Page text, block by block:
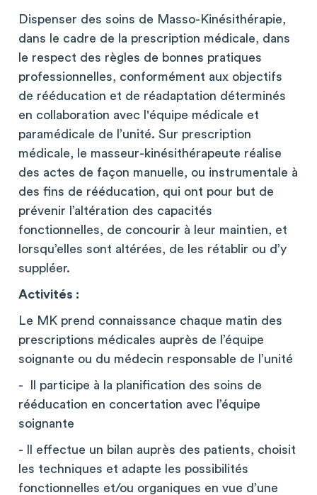
Dispenser des soins de Masso-Kinésithérapie,
dans le cadre de la prescription médicale, dans
le respect des règles de bonnes pratiques
professionnelles, conformément aux objectifs
de rééducation et de réadaptation déterminés
en collaboration avec l'équipe médicale et
paramédicale de l’unité. Sur prescription
médicale, le masseur-kinésithérapeute réalise
des actes de façon manuelle, ou instrumentale à
des fins de rééducation, qui ont pour but de
prévenir l’altération des capacités
fonctionnelles, de concourir à leur maintien, et
lorsqu’elles sont altérées, de les rétablir ou d’y
suppléer.
Activités :
Le MK prend connaissance chaque matin des
prescriptions médicales auprès de l’équipe
soignante ou du médecin responsable de l’unité
- Il participe à la planification des soins de
rééducation en concertation avec l’équipe
soignante
- Il effectue un bilan auprès des patients, choisit
les techniques et adapte les possibilités
fonctionnelles et/ou organiques en vue d’une